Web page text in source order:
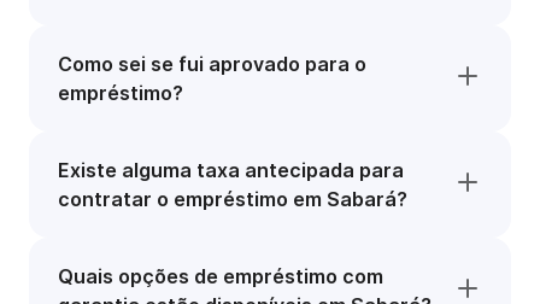
Como sei se fui aprovado para o
empréstimo?
Existe alguma taxa antecipada para
contratar o empréstimo em Sabará?
Quais opções de empréstimo com